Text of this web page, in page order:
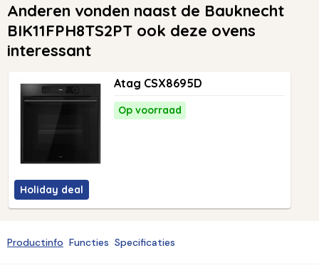
Anderen vonden naast de Bauknecht
BIK11FPH8TS2PT ook deze ovens
interessant
Holiday deal
Atag CSX8695D
Op voorraad
Productinfo Functies Specificaties